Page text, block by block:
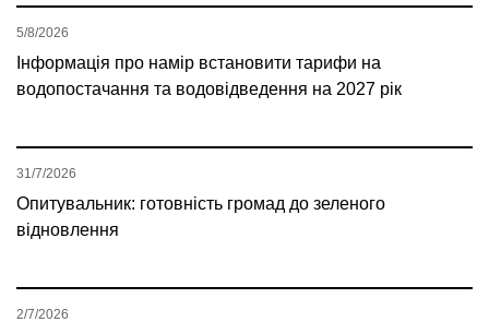
Інформація про намір встановити тарифи на
водопостачання та водовідведення на 2027 рік
5/8/2026
Опитувальник: готовність громад до зеленого
відновлення
31/7/2026
2/7/2026